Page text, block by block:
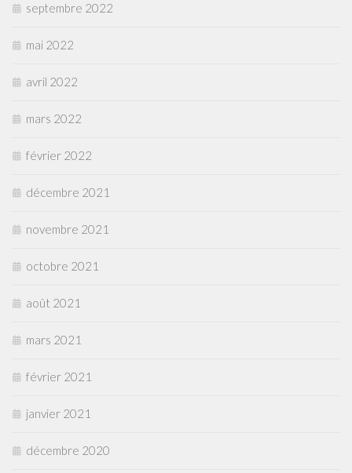
septembre 2022
mai 2022
avril 2022
mars 2022
février 2022
décembre 2021
novembre 2021
octobre 2021
août 2021
mars 2021
février 2021
janvier 2021
décembre 2020